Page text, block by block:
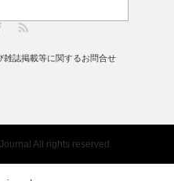
雑誌掲載等に関するお問合せ
All rights reserved.